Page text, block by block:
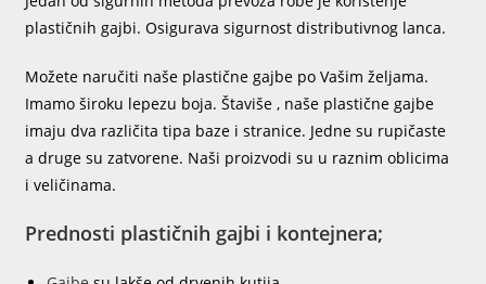
plastičnih gajbi. Osigurava sigurnost distributivnog lanca.
Možete naručiti naše plastične gajbe po Vašim željama.
Imamo široku lepezu boja. Štaviše , naše plastične gajbe
imaju dva različita tipa baze i stranice. Jedne su rupičaste
a druge su zatvorene. Naši proizvodi su u raznim oblicima
i veličinama.
Prednosti plastičnih gajbi i kontejnera;